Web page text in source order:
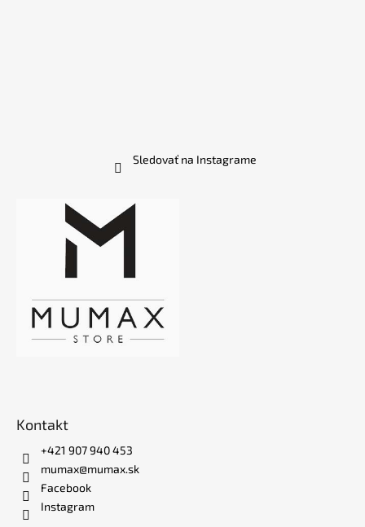
Sledovať na Instagrame
Kontakt
+421 907 940 453
mumax@mumax.sk
Facebook
Instagram